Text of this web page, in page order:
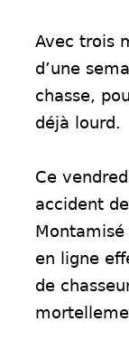
Avec trois
d’une
chasse,
déjà lourd.
Ce
accident
Montamisé
en ligne
de